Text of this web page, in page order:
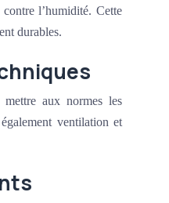
l’humidité. Cette
durables.
mettre aux normes les
ventilation et